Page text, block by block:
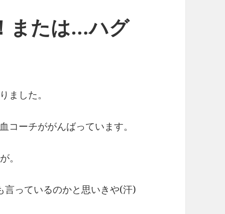
または…ハグ
ました。
コーチががんばっています。
。
っているのかと思いきや(汗)